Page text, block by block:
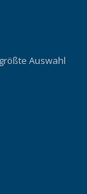
Auswahl